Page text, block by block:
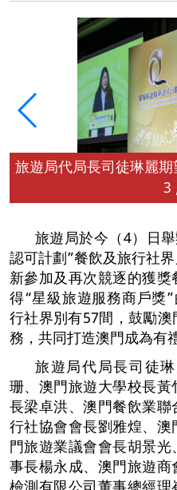
3
旅遊局於今（4）日
認可計劃”餐飲及旅行社
新參加及再次競逐的獲
得“星級旅遊服務商戶獎
行社界別有57間，鼓勵
務，共同打造澳門成為有
旅遊局代局長司徒
珊、澳門旅遊大學校長
長梁卓洪、澳門餐飲業
行社協會會長劉雅煌、
門旅遊業議會會長胡景
事長楊永成、澳門旅遊
檢測有限公司董事總經